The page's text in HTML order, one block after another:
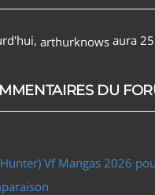
arthurknows aura
DU
Vf Mangas 2026